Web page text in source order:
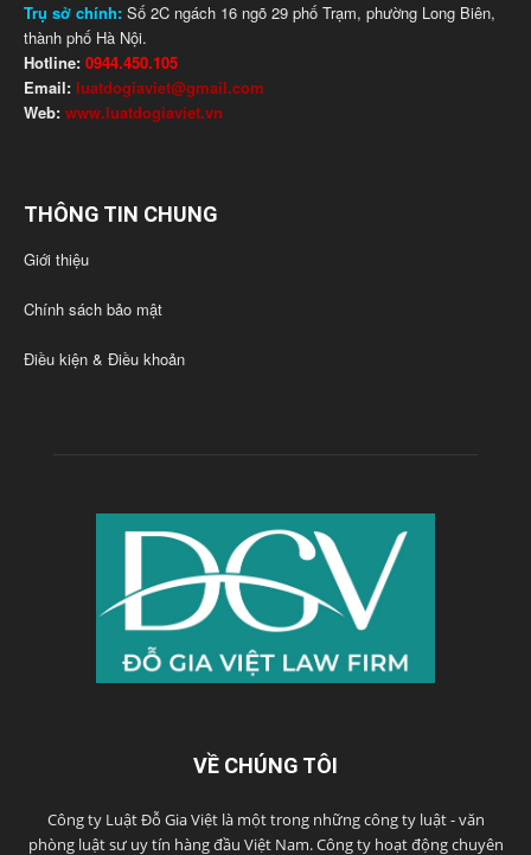
Trụ sở chính: Số 2C ngách 16 ngõ 29 phố Trạm, phường Long Biên,
thành phố Hà Nội.
Hotline: 0944.450.105
Email: luatdogiaviet@gmail.com
Web: www.luatdogiaviet.vn
THÔNG TIN CHUNG
Giới thiệu
Chính sách bảo mật
Điều kiện & Điều khoản
VỀ CHÚNG TÔI
Công ty Luật Đỗ Gia Việt là một trong những công ty luật - văn
phòng luật sư uy tín hàng đầu Việt Nam. Công ty hoạt động chuyên